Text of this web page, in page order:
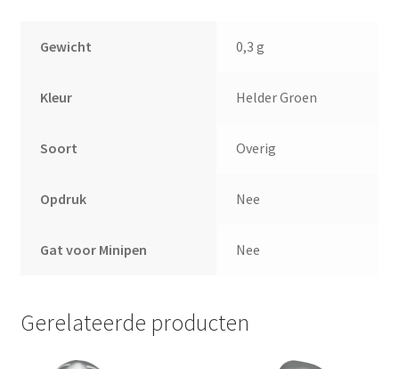
Gewicht 0,3 g
Kleur Helder Groen
Soort Overig
Opdruk Nee
Gat voor Minipen Nee
Gerelateerde producten